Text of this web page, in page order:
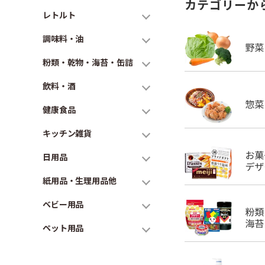
レトルト
調味料・油
粉類・乾物・海苔・缶詰
飲料・酒
健康食品
キッチン雑貨
日用品
紙用品・生理用品他
ベビー用品
ペット用品
カテゴリーか